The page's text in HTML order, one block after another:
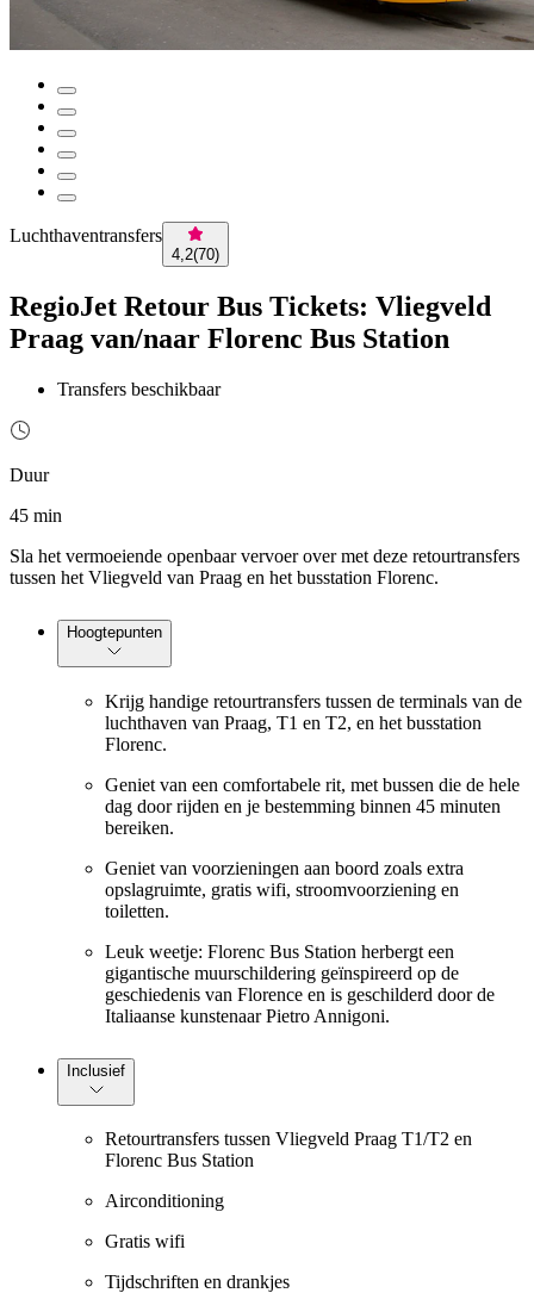
Luchthaventransfers
4,2(70)
RegioJet Retour Bus Tickets: Vliegveld
Praag van/naar Florenc Bus Station
Transfers beschikbaar
Duur
45 min
Sla het vermoeiende openbaar vervoer over met deze retourtransfers
tussen het Vliegveld van Praag en het busstation Florenc.
Hoogtepunten
Krijg handige retourtransfers tussen de terminals van de
luchthaven van Praag, T1 en T2, en het busstation
Florenc.
Geniet van een comfortabele rit, met bussen die de hele
dag door rijden en je bestemming binnen 45 minuten
bereiken.
Geniet van voorzieningen aan boord zoals extra
opslagruimte, gratis wifi, stroomvoorziening en
toiletten.
Leuk weetje: Florenc Bus Station herbergt een
gigantische muurschildering geïnspireerd op de
geschiedenis van Florence en is geschilderd door de
Italiaanse kunstenaar Pietro Annigoni.
Inclusief
Retourtransfers tussen Vliegveld Praag T1/T2 en
Florenc Bus Station
Airconditioning
Gratis wifi
Tijdschriften en drankjes